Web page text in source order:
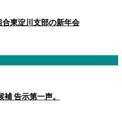
東淀川支部の新年会
告示第一声。